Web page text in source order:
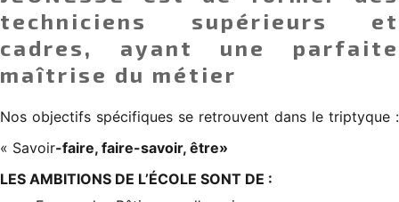
techniciens supérieurs et
cadres, ayant une parfaite
maîtrise du métier
Nos objectifs spécifiques se retrouvent dans le triptyque :
« Savoir-faire, faire-savoir, être»
LES AMBITIONS DE L’ÉCOLE SONT DE :